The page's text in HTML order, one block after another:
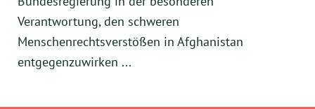
Verantwortung, den schweren
Menschenrechtsverstößen in Afghanistan
entgegenzuwirken ...